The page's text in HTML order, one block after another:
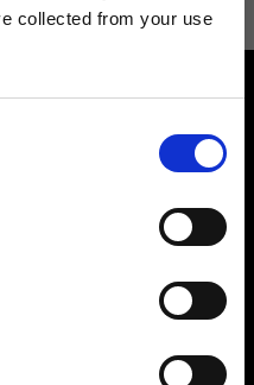
collected from your use